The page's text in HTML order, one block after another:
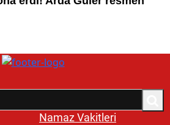
Namaz Vakitleri